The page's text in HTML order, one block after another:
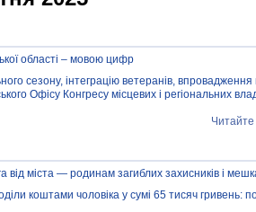
області – мовою цифр
сезону, інтеграцію ветеранів, впровадження
Офісу Конгресу місцевих і регіональних
Читайте
від міста — родинам загиблих захисників і
коштами чоловіка у сумі 65 тисяч гривень: